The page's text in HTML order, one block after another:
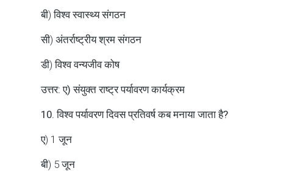
बी) विश्व स्वास्थ्य संगठन
सी) अंतर्राष्ट्रीय श्रम संगठन
डी) विश्व वन्यजीव कोष
उत्तर: ए) संयुक्त राष्ट्र पर्यावरण कार्यक्रम
10. विश्व पर्यावरण दिवस प्रतिवर्ष कब मनाया जाता है?
ए) 1 जून
बी) 5 जून